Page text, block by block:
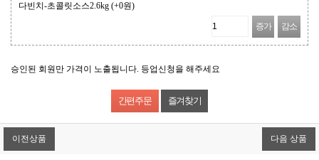
다빈치-초콜릿소스2.6kg (+0원)
증가 감소
승인된 회원만 가격이 노출됩니다. 등업신청을 해주세요
즐겨찾기
이전상품 다음 상품